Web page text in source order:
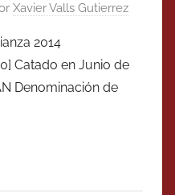
Xavier Valls Gutierrez
2014
Catado en Junio de
Denominación de